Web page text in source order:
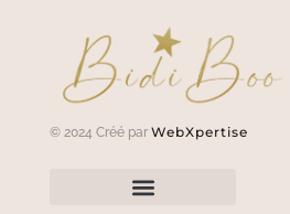
© 2024 Créé par WebXpertise